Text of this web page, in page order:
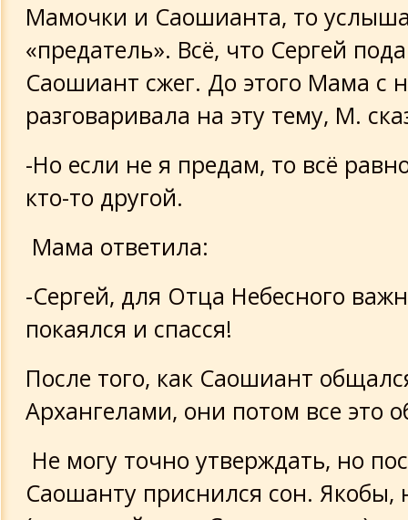
Мамочки и Саошианта, то
«предатель». Всё, что Сергей
Саошиант сжег. До этого Мама с
разговаривала на эту тему, М.
-Но если не я предам, то всё
кто-то другой.
Мама ответила:
-Сергей, для Отца Небесного
покаялся и спасся!
После того, как Саошиант
Архангелами, они потом все это
Не могу точно утверждать, но
Саошанту приснился сон. Якобы,